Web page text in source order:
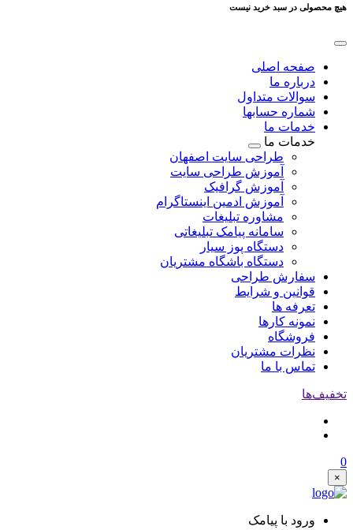
هیچ محصولی در سبد خرید نیست
صفحه اصلی
درباره ما
سوالات متداول
شماره حسابها
خدمات ما
خدمات ما
طراحی سایت اصفهان
آموزش طراحی سایت
آموزش گرافیک
آموزش ادمین اینستاگرام
مشاوره تبلیغات
سامانه پیامک تبلیغاتی
دستگاه پوز سیار
دستگاه باشگاه مشتریان
سفارش طراحی
قوانین و شرایط
تعرفه ها
نمونه کارها
فروشگاه
نظرات مشتریان
تماس با ما
تخفیف‌ها
0
×
ورود با پیامک